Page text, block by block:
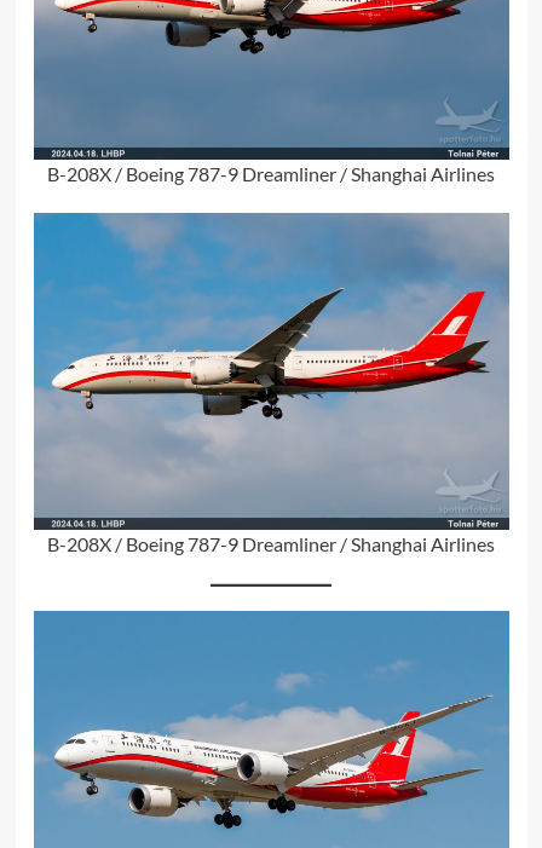
B-208X / Boeing 787-9 Dreamliner / Shanghai Airlines
B-208X / Boeing 787-9 Dreamliner / Shanghai Airlines